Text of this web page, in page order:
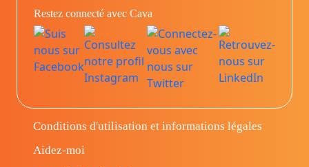
Restez connecté avec Cava
Conditions d'utilisation et informations légales
Aidez-moi